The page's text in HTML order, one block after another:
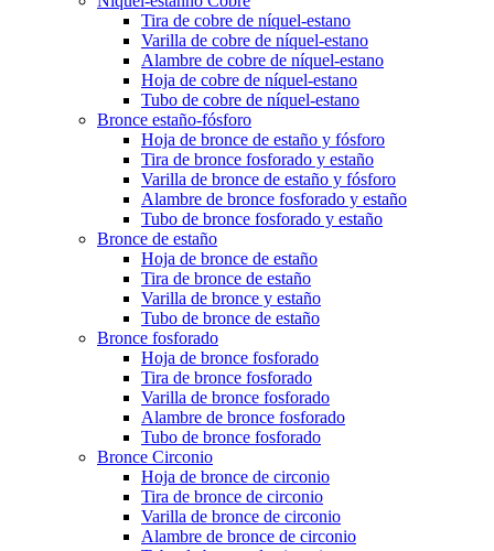
Tira de cobre de níquel-estano
Varilla de cobre de níquel-estano
Alambre de cobre de níquel-estano
Hoja de cobre de níquel-estano
Tubo de cobre de níquel-estano
Bronce estaño-fósforo
Hoja de bronce de estaño y fósforo
Tira de bronce fosforado y estaño
Varilla de bronce de estaño y fósforo
Alambre de bronce fosforado y estaño
Tubo de bronce fosforado y estaño
Bronce de estaño
Hoja de bronce de estaño
Tira de bronce de estaño
Varilla de bronce y estaño
Tubo de bronce de estaño
Bronce fosforado
Hoja de bronce fosforado
Tira de bronce fosforado
Varilla de bronce fosforado
Alambre de bronce fosforado
Tubo de bronce fosforado
Bronce Circonio
Hoja de bronce de circonio
Tira de bronce de circonio
Varilla de bronce de circonio
Alambre de bronce de circonio